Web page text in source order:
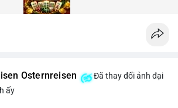
Osternreisen
Đã thay đổi ảnh đại
ấy